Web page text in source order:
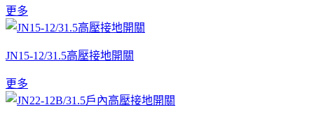
更多
JN15-12/31.5高壓接地開關
更多